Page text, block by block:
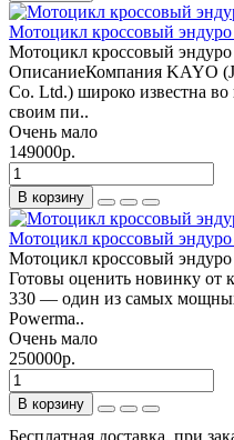
Мотоцикл кроссовый
Мотоцикл кроссовый
ОписаниеКомпания KAYO
Со. Ltd.) широко известна
своим пи..
Очень мало
149000р.
В корзину
Мотоцикл кроссовый
Мотоцикл кроссовый
Готовы оценить новинку от
330 — один из самых
Powerma..
Очень мало
250000р.
В корзину
Бесплатная доставка, при